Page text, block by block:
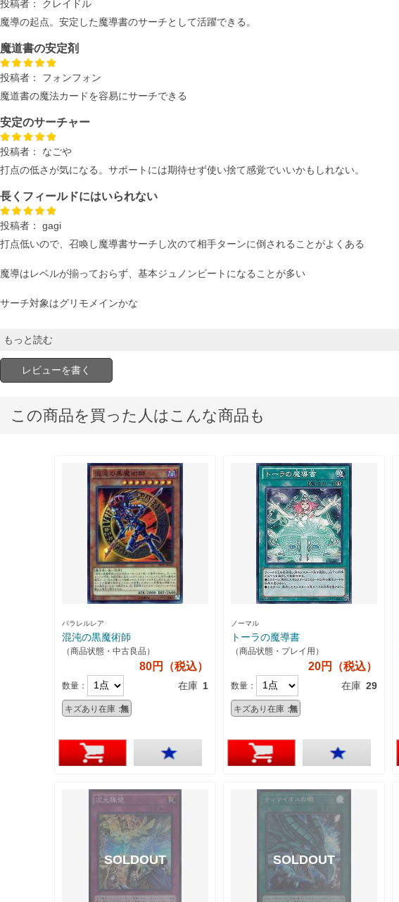
投稿者：
クレイドル
魔導の起点。安定した魔導書のサーチとして活躍できる。
魔道書の安定剤
投稿者：
フォンフォン
魔道書の魔法カードを容易にサーチできる
安定のサーチャー
投稿者：
なごや
打点の低さが気になる。サポートには期待せず使い捨て感覚でいいかもしれない。
長くフィールドにはいられない
投稿者：
gagi
打点低いので、召喚し魔導書サーチし次のて相手ターンに倒されることがよくある
魔導はレベルが揃っておらず、基本ジュノンビートになることが多い
サーチ対象はグリモメインかな
もっと読む
レビューを書く
この商品を買った人はこんな商品も
パラレルレア
混沌の黒魔術師
（商品状態・中古良品）
80円（税込）
数量： 在庫 1
キズあり在庫：無
ノーマル
トーラの魔導書
（商品状態・プレイ用）
20円（税込）
数量： 在庫 29
キズあり在庫：無